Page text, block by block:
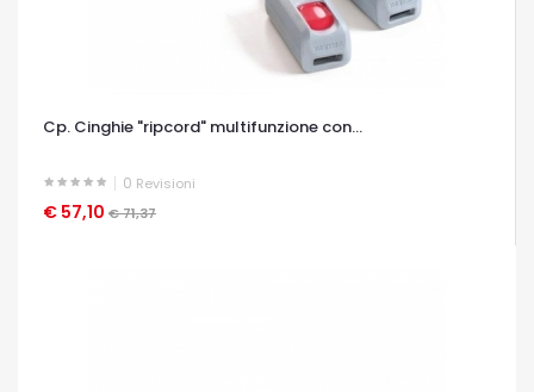
Cp. Cinghie "ripcord" multifunzione con...
0 Revisioni
€ 57,10 € 71,37
OCCHIATA VELOCE